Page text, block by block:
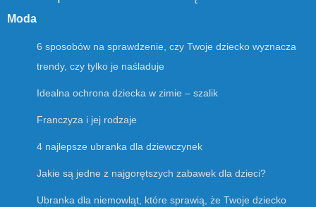
Moda
6 sposobów na sprawdzenie, czy Twoje dziecko wyznacza
trendy, czy tylko je naśladuje
Idealna ochrona dziecka w zimie – szalik
Franczyza i jej rodzaje
4 najlepsze ubranka dla dziewczynek
Jakie są jedne z najgorętszych zabawek dla dzieci?
Ubranka dla niemowląt, które sprawią, że Twoje dziecko